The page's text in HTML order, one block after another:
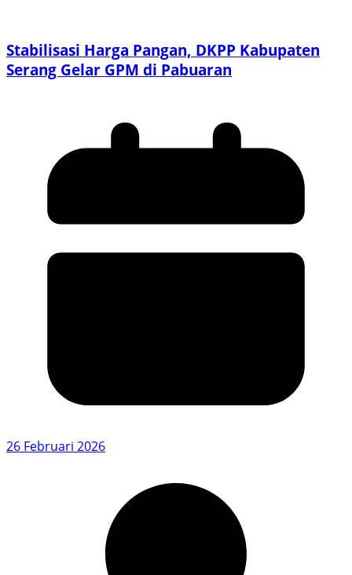
Stabilisasi Harga Pangan, DKPP Kabupaten
Serang Gelar GPM di Pabuaran
26 Februari 2026